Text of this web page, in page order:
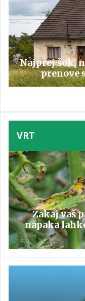
Najprej šok,
prenove
VRT
Zakaj vaš
napaka